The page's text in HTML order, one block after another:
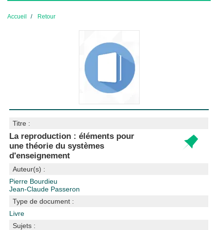
Accueil Retour
Titre :
La reproduction : éléments pour
une théorie du systèmes
d'enseignement
Auteur(s) :
Pierre Bourdieu
Jean-Claude Passeron
Type de document :
Livre
Sujets :